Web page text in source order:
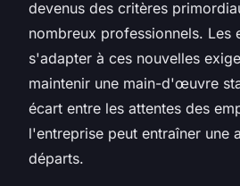
devenus des critères
nombreux professionnels. Les
s'adapter à ces nouvelles
maintenir une main-d'œuvre
écart entre les attentes des
l'entreprise peut entraîner une
départs.